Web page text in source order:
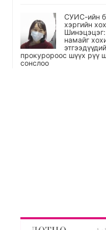
СУИС-ийн
хэргийн
намайг
прокуророос шүүх рүү
сонслоо